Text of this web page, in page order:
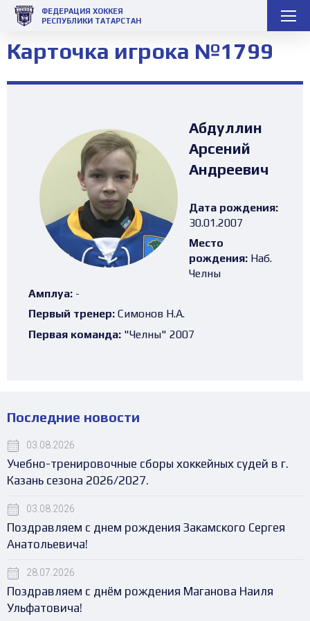
ФЕДЕРАЦИЯ ХОККЕЯ
РЕСПУБЛИКИ ТАТАРСТАН
Карточка игрока №1799
Абдуллин
Арсений
Андреевич
Дата рождения:
30.01.2007
Место
рождения: Наб.
Челны
Амплуа: -
Первый тренер: Симонов Н.А.
Первая команда: "Челны" 2007
Последние новости
03.08.2026
Учебно-тренировочные сборы хоккейных судей в г.
Казань сезона 2026/2027.
03.08.2026
Поздравляем с днем рождения Закамского Сергея
Анатольевича!
28.07.2026
Поздравляем с днём рождения Маганова Наиля
Ульфатовича!